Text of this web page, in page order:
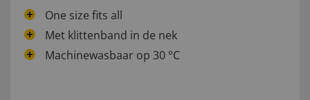
One size fits all
Met klittenband in de nek
Machinewasbaar op 30 °C